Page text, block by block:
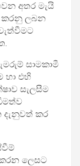
අතර මැයි
කරනු ලබන
සාමකාමී
හා එහි
සැලසීම
දැනුවත් කර
ලෙසට